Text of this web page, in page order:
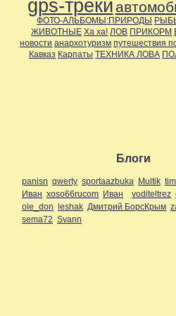
gps-треки
ФОТО-АЛЬБОМЫ:ПРИРОДЫ
ЖИВОТНЫЕ Ха ха! ЛОВ ПРИКОРМ
новости анархотуризм путешествия
Кавказ Карпаты ТЕХНИКА ЛОВА
Блоги
panisn qwerty sportaazbuka Multik
Иван xoso66rucom Иван voditeltrez
ole_don leshak Дмитрий БорсКрым
sema72 Svann